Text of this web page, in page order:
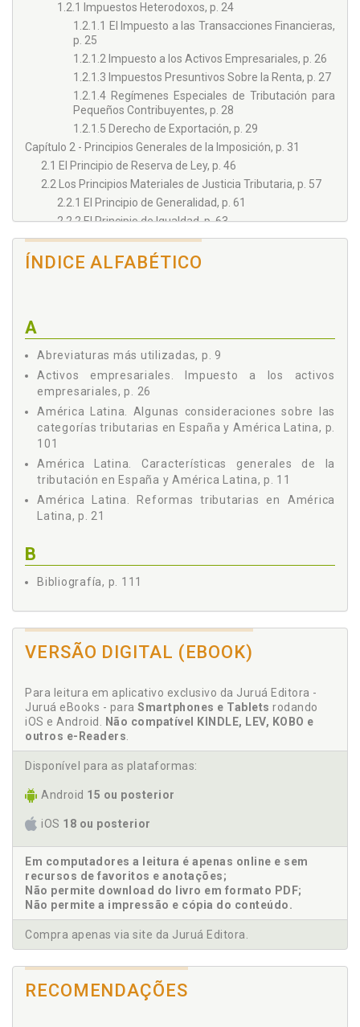
1.2.1 Impuestos Heterodoxos, p. 24
1.2.1.1 El Impuesto a las Transacciones Financieras,
p. 25
1.2.1.2 Impuesto a los Activos Empresariales, p. 26
1.2.1.3 Impuestos Presuntivos Sobre la Renta, p. 27
1.2.1.4 Regímenes Especiales de Tributación para
Pequeños Contribuyentes, p. 28
1.2.1.5 Derecho de Exportación, p. 29
Capítulo 2 - Principios Generales de la Imposición, p. 31
2.1 El Principio de Reserva de Ley, p. 46
2.2 Los Principios Materiales de Justicia Tributaria, p. 57
2.2.1 El Principio de Generalidad, p. 61
2.2.2 El Principio de Igualdad, p. 63
2.2.3 El Principio de Capacidad Económica, p. 66
2.2.4 El Principio de Progresividad y la no Confiscación,
p. 70
Capítulo 3 - Categorías Tributarias, p. 77
3.1 España, p. 78
3.2 Bolivia, p. 83
3.3 Brasil, p. 86
3.4 Costa Rica, p. 88
3.5 Ecuador, p. 89
3.6 El Salvador, p. 89
3.8 Honduras, p. 92
3.10 Nicaragua, p. 95
3.13 Venezuela, p. 99
Capítulo 4 - Algunas Consideraciones Sobre las Categorías
Capítulo 5 - Conclusiones, p. 107
Bibliografía, p. 111
ÍNDICE ALFABÉTICO
A
Abreviaturas más utilizadas, p. 9
Activos empresariales. Impuesto a los activos
empresariales, p. 26
América Latina. Algunas consideraciones sobre las
categorías tributarias en España y América Latina, p.
101
América Latina. Características generales de la
tributación en España y América Latina, p. 11
América Latina. Reformas tributarias en América
Latina, p. 21
B
Bibliografía, p. 111
Capacidad económica. El principio de capacidad
España y América Latina, p. 11
Categorías tributarias, p. 77
Categorías tributarias. Algunas consideraciones
Latina, p. 101
Categorías tributarias. Bolivia, p. 83
Categorías tributarias. Costa Rica, p. 88
Categorías tributarias. El Salvador, p. 89
Categorías tributarias. España, p. 78
Categorías tributarias. Guatemala, p. 91
Categorías tributarias. Honduras, p. 92
Categorías tributarias. México, p. 93
Categorías tributarias. Nicaragua, p. 95
Categorías tributarias. Perú, p. 96
VERSÃO DIGITAL (EBOOK)
Para leitura em aplicativo exclusivo da Juruá Editora -
Juruá eBooks - para Smartphones e Tablets rodando
iOS e Android. Não compatível KINDLE, LEV, KOBO e
outros e-Readers.
Disponível para as plataformas:
Android 15 ou posterior
iOS 18 ou posterior
Em computadores a leitura é apenas online e sem
recursos de favoritos e anotações;
Não permite download do livro em formato PDF;
Não permite a impressão e cópia do conteúdo.
Compra apenas via site da Juruá Editora.
RECOMENDAÇÕES